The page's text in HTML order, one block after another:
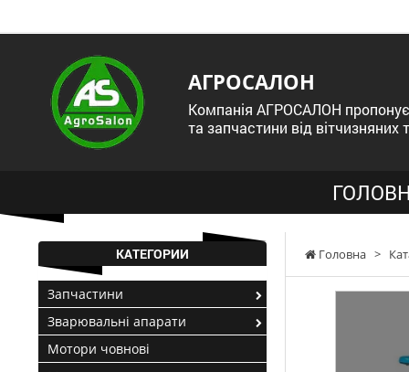
АГРОСАЛОН
Компанія АГРОСАЛОН пропонує
та запчастини від вітчизняних
Головна >
КАТЕГОРИИ
Запчастини
Зварювальні апарати
Мотори човнові